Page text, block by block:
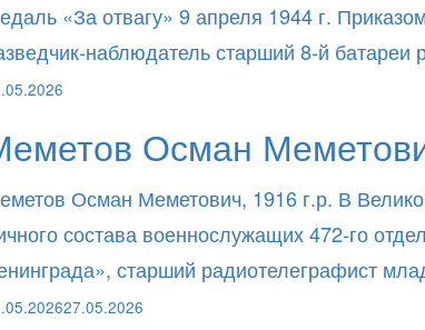
«За отвагу» 9 апреля 1944 г.
наблюдатель старший 8-й батареи
Осман
Осман Меметович, 1916 г.р. В
состава военнослужащих 472-го
старший радиотелеграфист
27.05.2026